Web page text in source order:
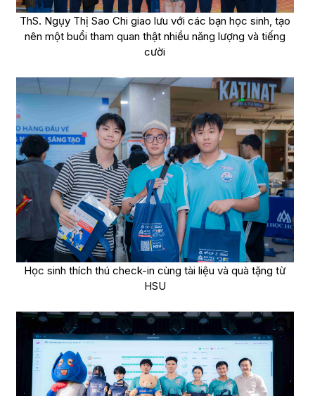
ThS. Ngụy Thị Sao Chi giao lưu với các bạn học sinh, tạo
nên một buổi tham quan thật nhiều năng lượng và tiếng
cười
Học sinh thích thú check-in cùng tài liệu và quà tặng từ
HSU